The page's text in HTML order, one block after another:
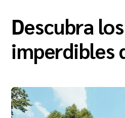
Descubra
imperdibles